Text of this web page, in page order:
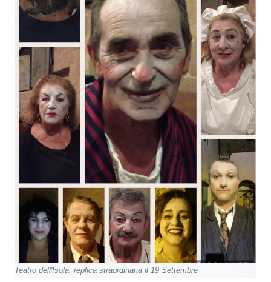
Teatro dell'Isola: replica straordinaria il 19 Settembre